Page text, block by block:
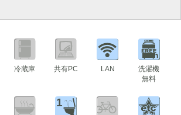
冷蔵庫 共有PC LAN
洗濯機
無料
1